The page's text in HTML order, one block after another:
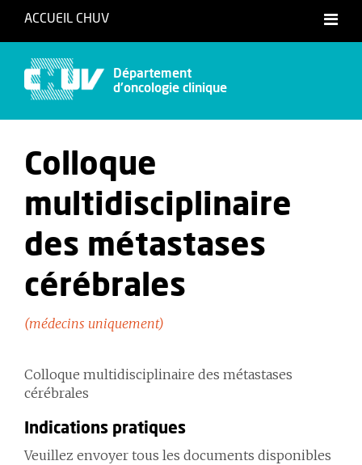
ACCUEIL CHUV
Département
d'oncologie clinique
Colloque
multidisciplinaire
des métastases
cérébrales
(médecins uniquement)
Colloque multidisciplinaire des métastases
cérébrales
Indications pratiques
Veuillez envoyer tous les documents disponibles